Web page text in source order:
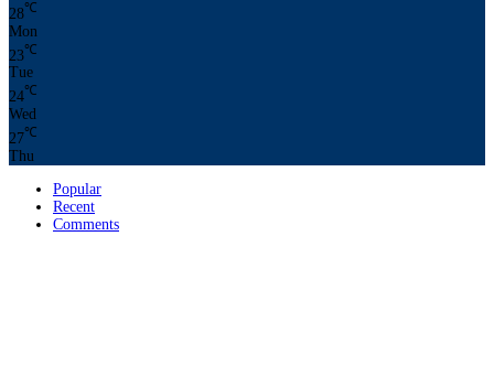
28℃
Mon
23℃
Tue
24℃
Wed
27℃
Thu
Popular
Recent
Comments